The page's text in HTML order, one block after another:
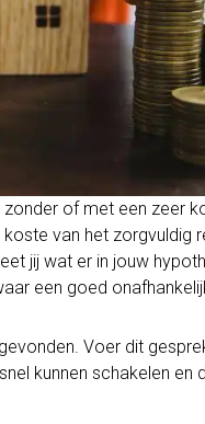
of met een zeer
van het zorgvuldig
jij wat er in jouw
een goed
Voer dit
kunnen schakelen en